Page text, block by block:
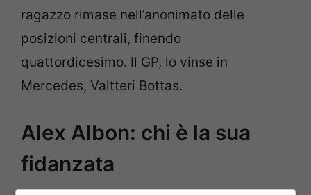
ragazzo rimase nell’anonimato delle
posizioni centrali, finendo
quattordicesimo. Il GP, lo vinse in
Mercedes, Valtteri Bottas.
Alex Albon: chi è la sua
fidanzata